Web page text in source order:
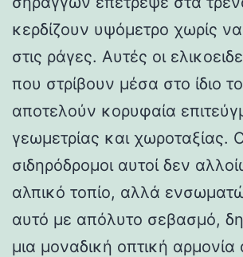
κερδίζουν υψόμετρο χωρίς
στις ράγες. Αυτές οι
που στρίβουν μέσα στο ίδιο
αποτελούν κορυφαία
γεωμετρίας και χωροταξίας.
σιδηρόδρομοι αυτοί δεν
αλπικό τοπίο, αλλά
αυτό με απόλυτο σεβασμό,
μια μοναδική οπτική